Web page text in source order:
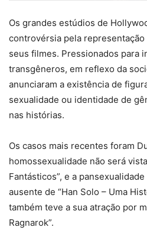
Os grandes estúdios de
controvérsia pela
seus filmes. Pressionados para
transgêneros, em reflexo da
anunciaram a existência de
sexualidade ou identidade de
nas histórias.
Os casos mais recentes foram
homossexualidade não será
Fantásticos”, e a
ausente de “Han Solo – Uma
também teve a sua atração por
Ragnarok”.